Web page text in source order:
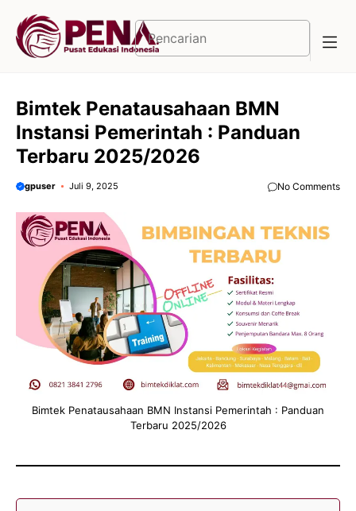
Cari
Bimtek Penatausahaan BMN
Instansi Pemerintah : Panduan
Terbaru 2025/2026
gpuser Juli 9, 2025 No Comments
Bimtek Penatausahaan BMN Instansi Pemerintah : Panduan
Terbaru 2025/2026